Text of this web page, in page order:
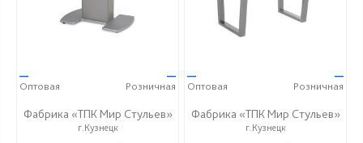
—
Оптовая
—
Розничная
Фабрика «ТПК Мир Стульев»
г.Кузнецк
—
Оптовая
—
Розничная
Фабрика «ТПК Мир Стульев»
г.Кузнецк